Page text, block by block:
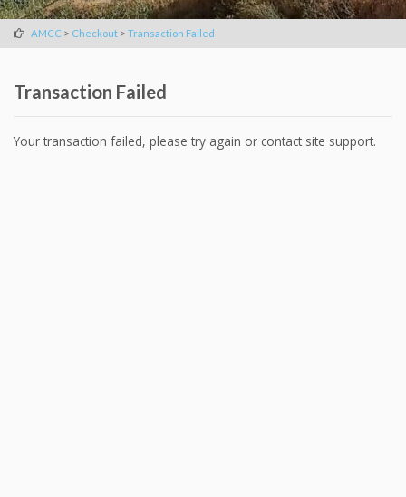
AMCC > Checkout > Transaction Failed
Transaction Failed
Your transaction failed, please try again or contact site support.